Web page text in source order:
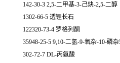
142-30-3 2,5-二甲基-3-己炔-2,5-二醇
1302-66-5 透锂长石
122320-73-4 罗格列酮
35948-25-5 9,10-二氢-9-氧杂-10-磷
302-72-7 DL-丙氨酸